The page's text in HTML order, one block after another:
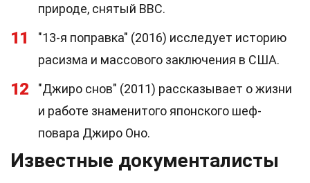
природе, снятый BBC.
11
"13-я поправка" (2016) исследует историю
расизма и массового заключения в США.
12
"Джиро снов" (2011) рассказывает о жизни
и работе знаменитого японского шеф-
повара Джиро Оно.
Известные документалисты